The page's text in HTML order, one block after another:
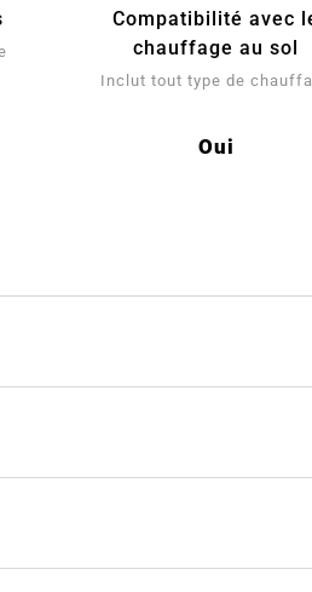
Compatibilité avec
chauffage au sol
Inclut tout type de
Oui